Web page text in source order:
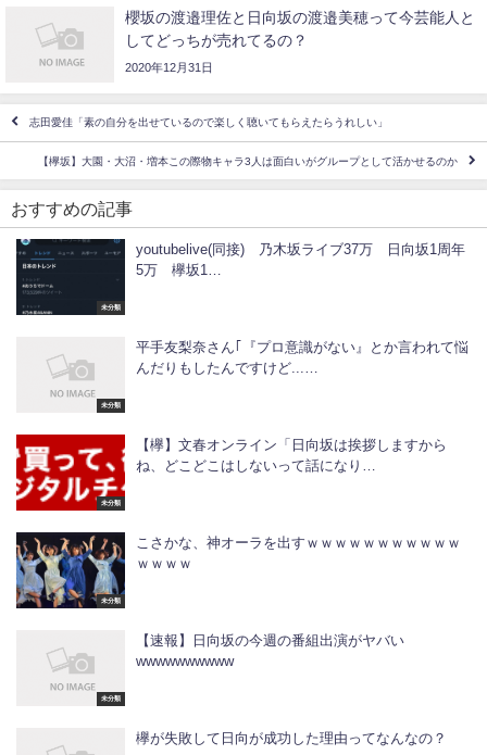
櫻坂の渡邉理佐と日向坂の渡邉美穂って今芸能人と
してどっちが売れてるの？
2020年12月31日
志田愛佳「素の自分を出せているので楽しく聴いてもらえたらうれしい」
【欅坂】大園・大沼・増本この際物キャラ3人は面白いがグループとして活かせるのか
おすすめの記事
未分類
youtubelive(同接) 乃木坂ライブ37万 日向坂1周年
5万 欅坂1…
未分類
平手友梨奈さん｢『プロ意識がない』とか言われて悩
んだりもしたんですけど...…
未分類
【欅】文春オンライン「日向坂は挨拶しますから
ね、どこどこはしないって話になり…
未分類
こさかな、神オーラを出すｗｗｗｗｗｗｗｗｗｗｗ
ｗｗｗｗ
未分類
【速報】日向坂の今週の番組出演がヤバい
wwwwwwwwww
欅が失敗して日向が成功した理由ってなんなの？